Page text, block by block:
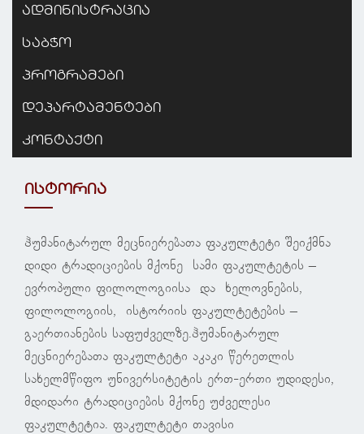
ადმინისტრაცია
საბჭო
პროგრამები
დეპარტამენტები
კონტაქტი
ისტორია
ჰუმანიტარულ მეცნიერებათა ფაკულტეტი შეიქმნა
დიდი ტრადიციების მქონე სამი ფაკულტეტის –
ევროპული ფილოლოგიისა და ხელოვნების,
ფილოლოგიის, ისტორიის ფაკულტეტების –
გაერთიანების საფუძველზე.ჰუმანიტარულ
მეცნიერებათა ფაკულტეტი აკაკი წერეთლის
სახელმწიფო უნივერსიტეტის ერთ-ერთი უდიდესი,
მდიდარი ტრადიციების მქონე უძველესი
ფაკულტეტია. ფაკულტეტი თავისი